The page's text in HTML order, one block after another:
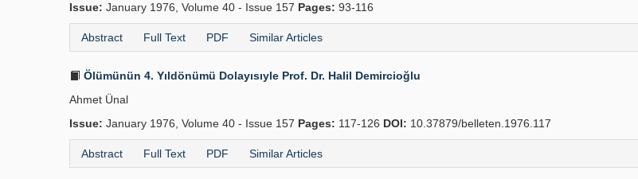
Issue: January 1976, Volume 40 - Issue 157 Pages: 93-116
Abstract Full Text PDF Similar Articles
Ölümünün 4. Yıldönümü Dolayısıyle Prof. Dr. Halil Demircioğlu
Ahmet Ünal
Issue: January 1976, Volume 40 - Issue 157 Pages: 117-126 DOI: 10.37879/belleten.1976.117
Abstract Full Text PDF Similar Articles